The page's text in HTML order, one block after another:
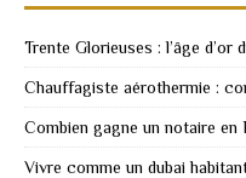
Trente Glorieuses : l’âge d’or
Chauffagiste aérothermie :
Combien gagne un notaire en
Vivre comme un dubai